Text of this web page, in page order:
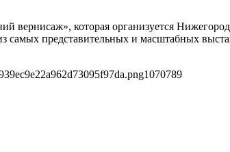
вернисаж», которая организуется
представительных и масштабных
1070789